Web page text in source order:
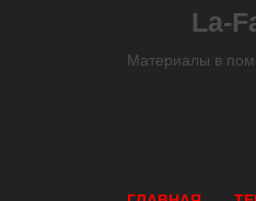
La-
Материалы в